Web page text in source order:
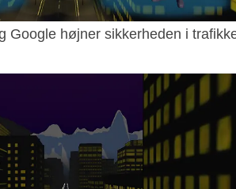
Google højner sikkerheden i